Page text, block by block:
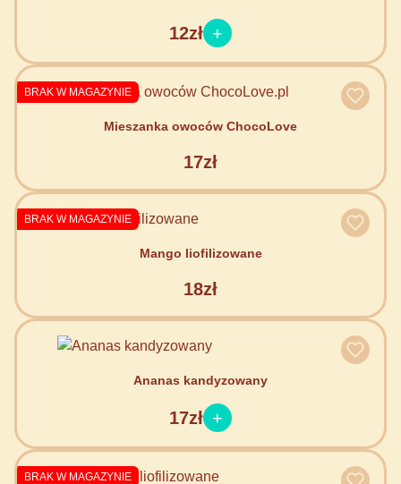
12zł
BRAK W MAGAZYNIE
Mieszanka owoców ChocoLove
17zł
BRAK W MAGAZYNIE
Mango liofilizowane
18zł
Ananas kandyzowany
17zł
BRAK W MAGAZYNIE